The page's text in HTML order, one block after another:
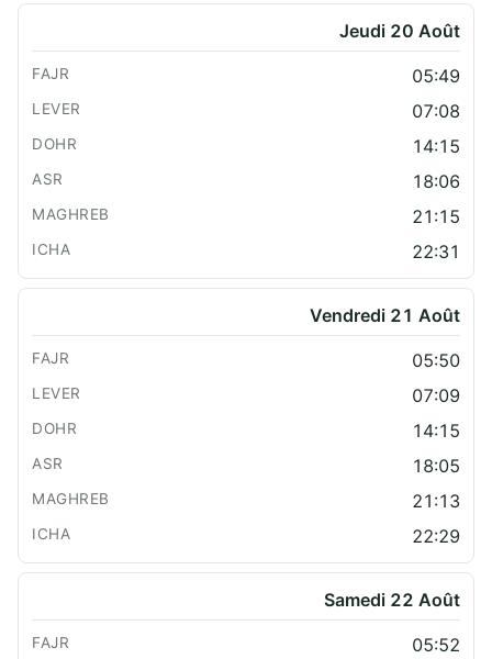
Jeudi 20 Août
05:49
07:08
14:15
18:06
21:15
22:31
Vendredi 21 Août
05:50
07:09
14:15
18:05
21:13
22:29
Samedi 22 Août
05:52